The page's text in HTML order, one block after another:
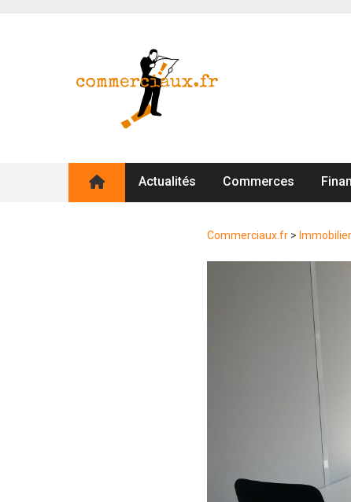
Actualités Commerces
Commerciaux.fr> Immobilier